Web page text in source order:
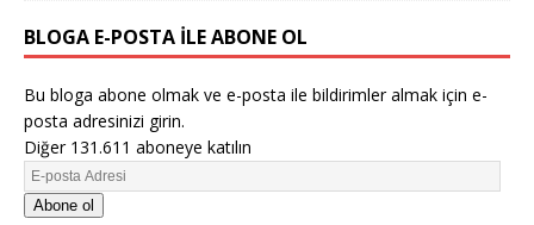
BLOGA E-POSTA ILE ABONE OL
Bu bloga abone olmak ve e-posta ile bildirimler almak için e-
posta adresinizi girin.
Diğer 131.611 aboneye katılın
Abone ol